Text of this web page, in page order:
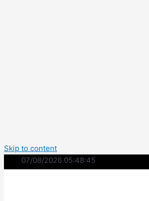
Skip to content
07/08/2026 05:48:46